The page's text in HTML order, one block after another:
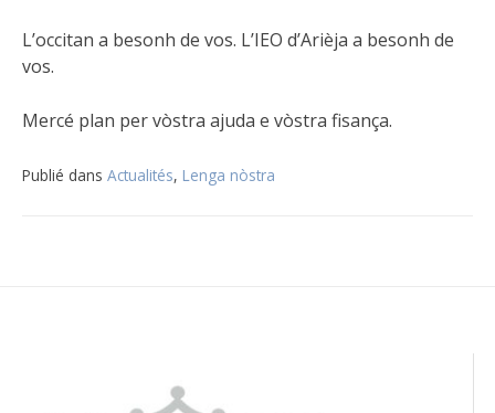
L’occitan a besonh de vos. L’IEO d’Arièja a besonh de
vos.
Mercé plan per vòstra ajuda e vòstra fisança.
Publié dans Actualités, Lenga nòstra